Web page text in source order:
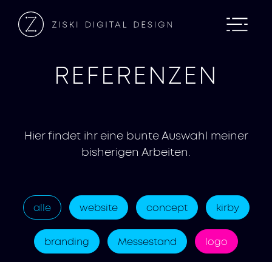
REFERENZEN
Hier findet ihr eine bunte Auswahl meiner
bisherigen Arbeiten.
alle website concept kirby
branding Messestand logo